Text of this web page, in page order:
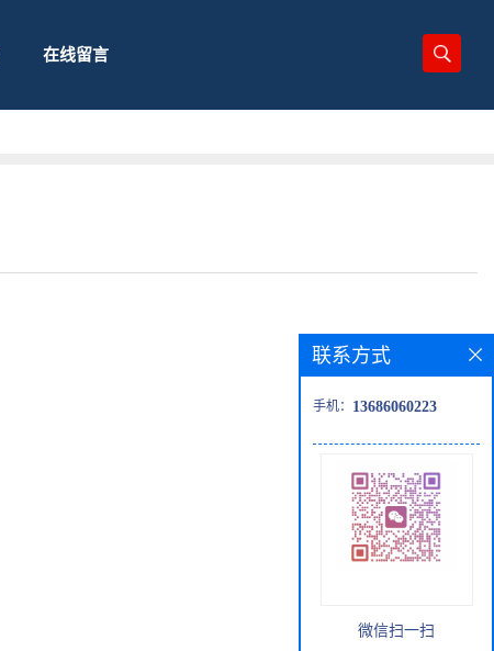
在线留言
联系方式
手机： 13686060223
微信扫一扫